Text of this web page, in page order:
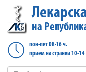
на
пон-пет 08-16 ч.
прием на странки 10-14